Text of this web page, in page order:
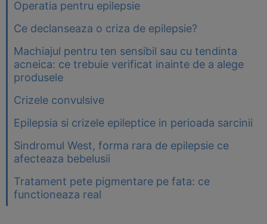
Operatia pentru epilepsie
Ce declanseaza o criza de epilepsie?
Machiajul pentru ten sensibil sau cu tendinta
acneica: ce trebuie verificat inainte de a alege
produsele
Crizele convulsive
Epilepsia si crizele epileptice in perioada sarcinii
Sindromul West, forma rara de epilepsie ce
afecteaza bebelusii
Tratament pete pigmentare pe fata: ce
functioneaza real